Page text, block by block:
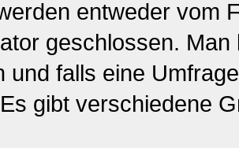
entweder vom
geschlossen.
und falls eine
gibt verschiedene